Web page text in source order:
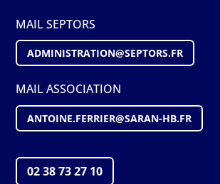
MAIL SEPTORS
ADMINISTRATION@SEPTORS.FR
MAIL ASSOCIATION
ANTOINE.FERRIER@SARAN-HB.FR
02 38 73 27 10